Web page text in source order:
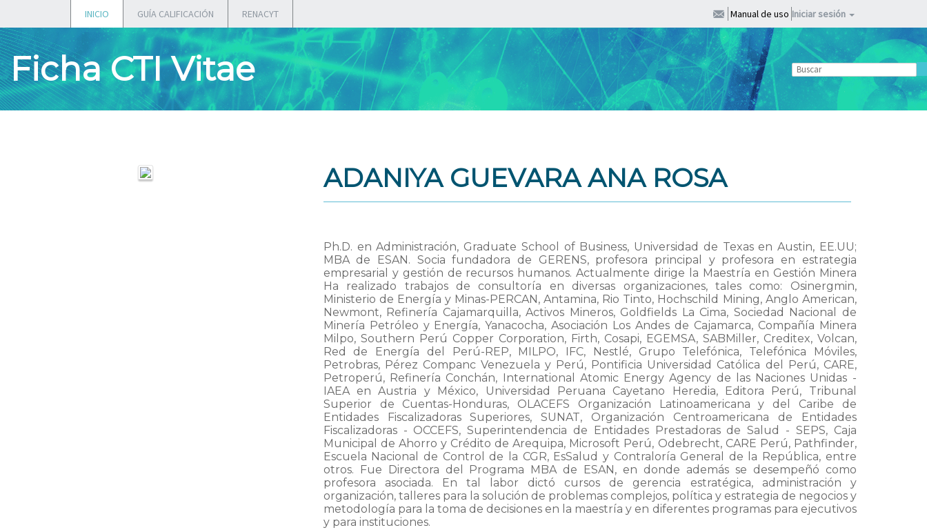
INICIO GUÍA CALIFICACIÓN RENACYT Manual de uso Iniciar sesión
Ficha CTI Vitae
ADANIYA GUEVARA ANA ROSA
Ph.D. en Administración, Graduate School of Business, Universidad de Texas en Austin, EE.UU;
MBA de ESAN. Socia fundadora de GERENS, profesora principal y profesora en estrategia
empresarial y gestión de recursos humanos. Actualmente dirige la Maestría en Gestión Minera
Ha realizado trabajos de consultoría en diversas organizaciones, tales como: Osinergmin,
Ministerio de Energía y Minas-PERCAN, Antamina, Rio Tinto, Hochschild Mining, Anglo American,
Newmont, Refinería Cajamarquilla, Activos Mineros, Goldfields La Cima, Sociedad Nacional de
Minería Petróleo y Energía, Yanacocha, Asociación Los Andes de Cajamarca, Compañía Minera
Milpo, Southern Perú Copper Corporation, Firth, Cosapi, EGEMSA, SABMiller, Creditex, Volcan,
Red de Energía del Perú-REP, MILPO, IFC, Nestlé, Grupo Telefónica, Telefónica Móviles,
Petrobras, Pérez Companc Venezuela y Perú, Pontificia Universidad Católica del Perú, CARE,
Petroperú, Refinería Conchán, International Atomic Energy Agency de las Naciones Unidas -
IAEA en Austria y México, Universidad Peruana Cayetano Heredia, Editora Perú, Tribunal
Superior de Cuentas-Honduras, OLACEFS Organización Latinoamericana y del Caribe de
Entidades Fiscalizadoras Superiores, SUNAT, Organización Centroamericana de Entidades
Fiscalizadoras - OCCEFS, Superintendencia de Entidades Prestadoras de Salud - SEPS, Caja
Municipal de Ahorro y Crédito de Arequipa, Microsoft Perú, Odebrecht, CARE Perú, Pathfinder,
Escuela Nacional de Control de la CGR, EsSalud y Contraloría General de la República, entre
otros. Fue Directora del Programa MBA de ESAN, en donde además se desempeñó como
profesora asociada. En tal labor dictó cursos de gerencia estratégica, administración y
organización, talleres para la solución de problemas complejos, política y estrategia de negocios y
metodología para la toma de decisiones en la maestría y en diferentes programas para ejecutivos
y para instituciones.